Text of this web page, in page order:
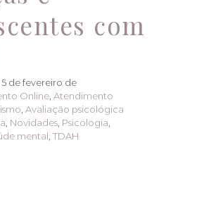
com
5 de fevereiro de
Online Atendimento
Avaliação psicológica
Novidades Psicologia
mental TDAH